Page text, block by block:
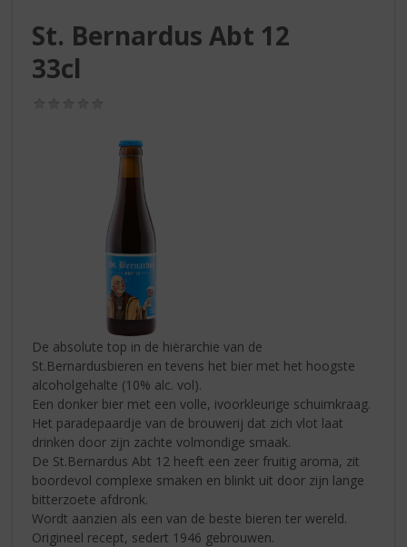
St. Bernardus Abt 12
33cl
De absolute top in de hiërarchie van de
St.Bernardusbieren en tevens het bier met het hoogste
alcoholgehalte (10% alc. vol).
Een donker bier met een volle, ivoorkleurige schuimkraag.
Het paradepaardje van de brouwerij dat zich vlot laat
drinken door zijn zachte volmondige smaak.
De St.Bernardus Abt 12 heeft een zeer fruitig aroma, zit
boordevol complexe smaken en blinkt uit door zijn lange
bitterzoete afdronk.
Wordt aanzien als een van de beste bieren ter wereld.
Origineel recept, sedert 1946 gebrouwen.